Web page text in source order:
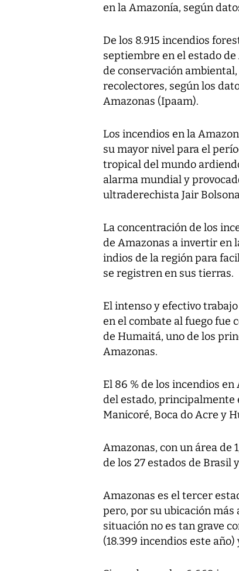
en la Amazonía, según
De los 8.915 incendios
septiembre en el estado
de conservación
recolectores, según los
Amazonas (Ipaam).
Los incendios en la
su mayor nivel para el
tropical del mundo
alarma mundial y
ultraderechista Jair
La concentración de los
de Amazonas a invertir en
indios de la región para
se registren en sus tierras.
El intenso y efectivo
en el combate al fuego fue
de Humaitá, uno de los
Amazonas.
El 86 % de los incendios
del estado, principalmente
Manicoré, Boca do Acre y
Amazonas, con un área de
de los 27 estados de
Amazonas es el tercer
pero, por su ubicación
situación no es tan grave
(18.399 incendios este año)